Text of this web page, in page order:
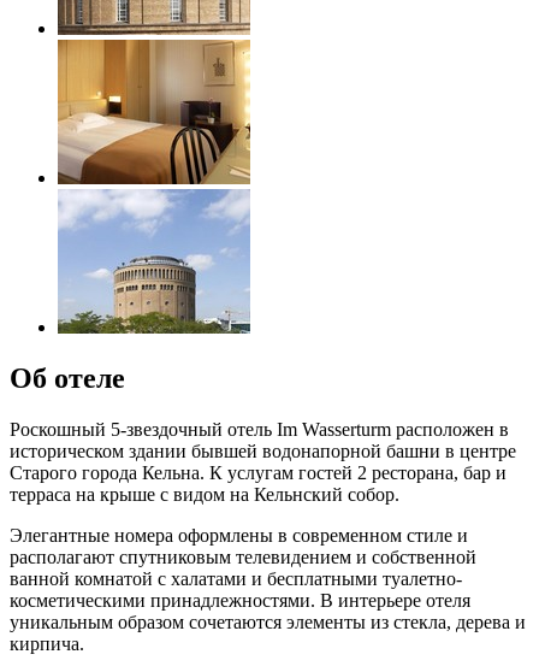
Об отеле
Роскошный 5-звездочный отель Im Wasserturm расположен в
историческом здании бывшей водонапорной башни в центре
Старого города Кельна. К услугам гостей 2 ресторана, бар и
терраса на крыше с видом на Кельнский собор.
Элегантные номера оформлены в современном стиле и
располагают спутниковым телевидением и собственной
ванной комнатой с халатами и бесплатными туалетно-
косметическими принадлежностями. В интерьере отеля
уникальным образом сочетаются элементы из стекла, дерева и
кирпича.